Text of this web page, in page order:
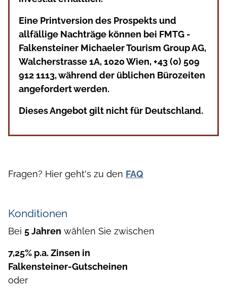
Eine Printversion des Prospekts und
allfällige Nachträge können bei FMTG -
Falkensteiner Michaeler Tourism Group AG,
Walcherstrasse 1A, 1020 Wien, +43 (0) 509
912 1113, während der üblichen Bürozeiten
angefordert werden.
Dieses Angebot gilt nicht für Deutschland.
Fragen? Hier geht's zu den FAQ
Konditionen
Bei 5 Jahren wählen Sie zwischen
7,25% p.a. Zinsen in
Falkensteiner-Gutscheinen
oder